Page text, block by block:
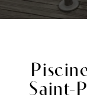
Saint-